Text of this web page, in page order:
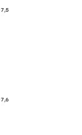
7,5
7,6